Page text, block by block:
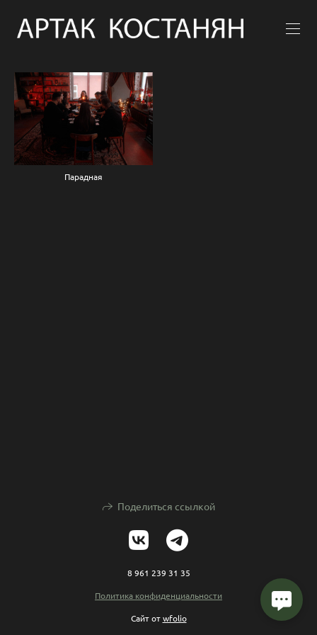
Парадная
Поделиться ссылкой
8 961 239 31 35
Политика конфиденциальности
Сайт отwfolio